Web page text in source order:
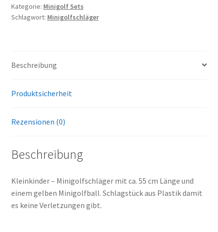
Minigolfball
Menge
Kategorie: Minigolf Sets
Schlagwort: Minigolfschläger
Beschreibung
Produktsicherheit
Rezensionen (0)
Beschreibung
Kleinkinder – Minigolfschläger mit ca. 55 cm Länge und
einem gelben Minigolfball. Schlagstück aus Plastik damit
es keine Verletzungen gibt.